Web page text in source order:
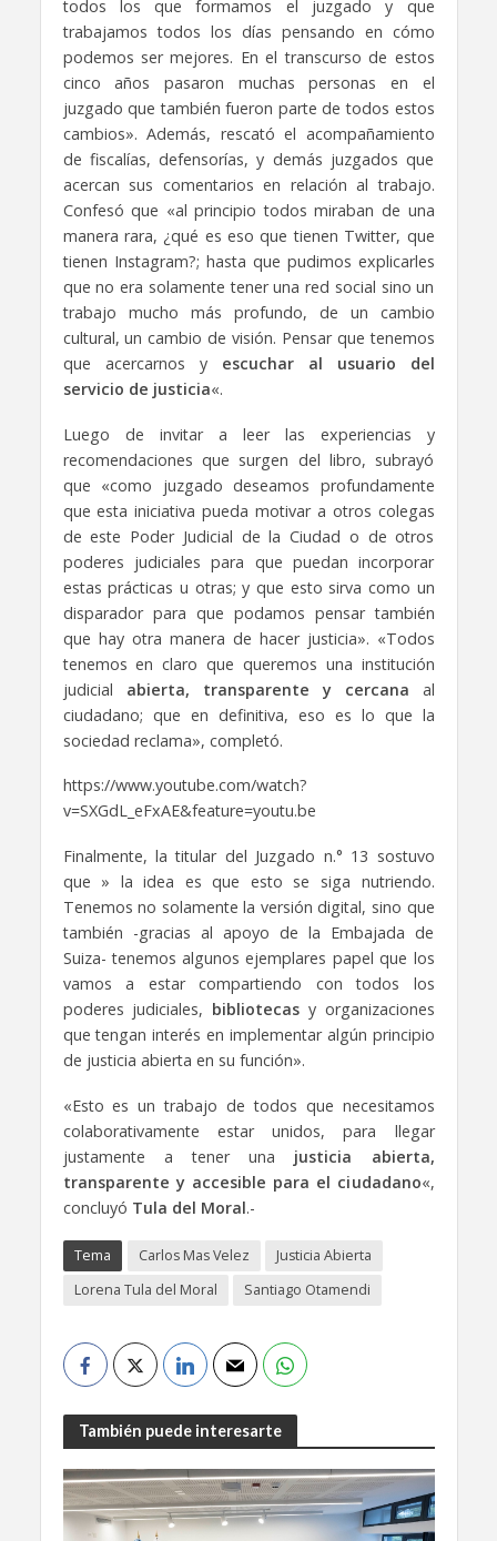
todos los que formamos el juzgado y que
trabajamos todos los días pensando en cómo
podemos ser mejores. En el transcurso de estos
cinco años pasaron muchas personas en el
juzgado que también fueron parte de todos estos
cambios». Además, rescató el acompañamiento
de fiscalías, defensorías, y demás juzgados que
acercan sus comentarios en relación al trabajo.
Confesó que «al principio todos miraban de una
manera rara, ¿qué es eso que tienen Twitter, que
tienen Instagram?; hasta que pudimos explicarles
que no era solamente tener una red social sino un
trabajo mucho más profundo, de un cambio
cultural, un cambio de visión. Pensar que tenemos
que acercarnos y escuchar al usuario del
servicio de justicia«.
Luego de invitar a leer las experiencias y
recomendaciones que surgen del libro, subrayó
que «como juzgado deseamos profundamente
que esta iniciativa pueda motivar a otros colegas
de este Poder Judicial de la Ciudad o de otros
poderes judiciales para que puedan incorporar
estas prácticas u otras; y que esto sirva como un
disparador para que podamos pensar también
que hay otra manera de hacer justicia». «Todos
tenemos en claro que queremos una institución
judicial abierta, transparente y cercana al
ciudadano; que en definitiva, eso es lo que la
sociedad reclama», completó.
https://www.youtube.com/watch?
v=SXGdL_eFxAE&feature=youtu.be
Finalmente, la titular del Juzgado n.° 13 sostuvo
que » la idea es que esto se siga nutriendo.
Tenemos no solamente la versión digital, sino que
también -gracias al apoyo de la Embajada de
Suiza- tenemos algunos ejemplares papel que los
vamos a estar compartiendo con todos los
poderes judiciales, bibliotecas y organizaciones
que tengan interés en implementar algún principio
de justicia abierta en su función».
«Esto es un trabajo de todos que necesitamos
colaborativamente estar unidos, para llegar
justamente a tener una justicia abierta,
transparente y accesible para el ciudadano«,
concluyó Tula del Moral.-
Tema Carlos Mas Velez
Justicia Abierta
Lorena Tula del Moral
Santiago Otamendi
También puede interesarte